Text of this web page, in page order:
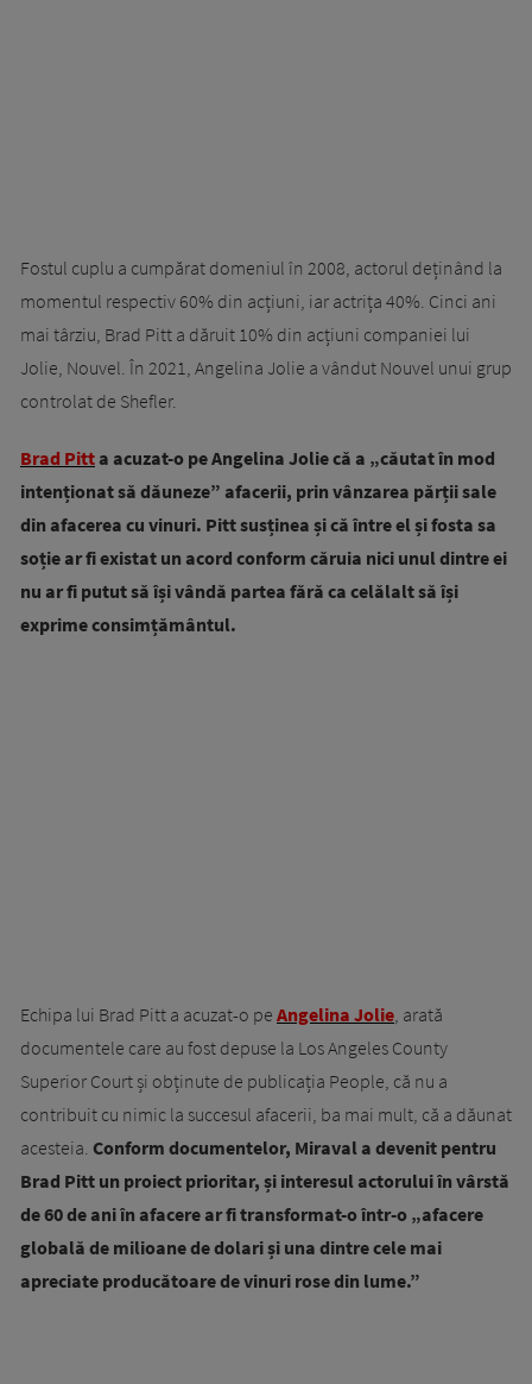
Fostul cuplu a cumpărat domeniul în 2008, actorul deținând la
momentul respectiv 60% din acțiuni, iar actrița 40%. Cinci ani
mai târziu, Brad Pitt a dăruit 10% din acțiuni companiei lui
Jolie, Nouvel. În 2021, Angelina Jolie a vândut Nouvel unui grup
controlat de Shefler.
Brad Pitt a acuzat-o pe Angelina Jolie că a „căutat în mod
intenționat să dăuneze” afacerii, prin vânzarea părții sale
din afacerea cu vinuri. Pitt susținea și că între el și fosta sa
soție ar fi existat un acord conform căruia nici unul dintre ei
nu ar fi putut să își vândă partea fără ca celălalt să își
exprime consimțământul.
Echipa lui Brad Pitt a acuzat-o pe Angelina Jolie, arată
documentele care au fost depuse la Los Angeles County
Superior Court și obținute de publicația People, că nu a
contribuit cu nimic la succesul afacerii, ba mai mult, că a dăunat
acesteia. Conform documentelor, Miraval a devenit pentru
Brad Pitt un proiect prioritar, și interesul actorului în vârstă
de 60 de ani în afacere ar fi transformat-o într-o „afacere
globală de milioane de dolari și una dintre cele mai
apreciate producătoare de vinuri rose din lume.”